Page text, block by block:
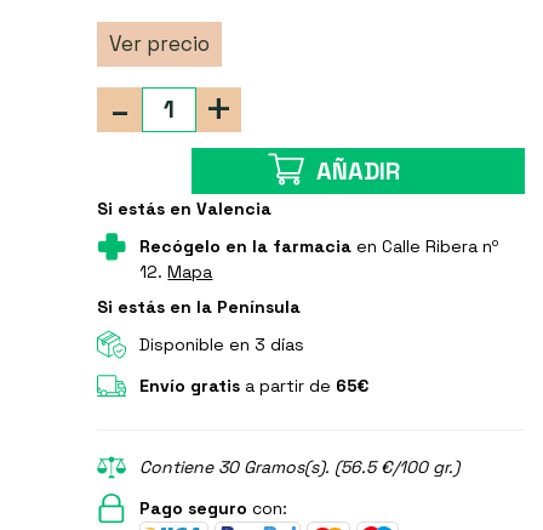
Ver precio
+
-
AÑADIR
Si estás en Valencia
Recógelo en la farmacia en Calle Ribera nº
12.Mapa
Si estás en la Península
Disponible en 3 días
Envío gratis a partir de 65€
Contiene 30 Gramos(s). (56.5 €/100 gr.)
Pago seguro con: